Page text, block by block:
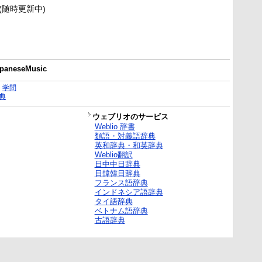
時更新中)
学問
ウェブリオのサービス
Weblio 辞書
類語・対義語辞典
英和辞典・和英辞典
Weblio翻訳
日中中日辞典
日韓韓日辞典
フランス語辞典
インドネシア語辞典
タイ語辞典
ベトナム語辞典
古語辞典